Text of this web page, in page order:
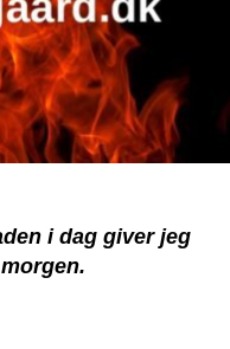
morgen
i dag giver jeg